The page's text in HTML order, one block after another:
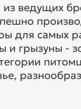
из ведущих
для самых
и грызуны -